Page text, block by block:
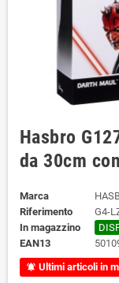
Hasbro
da 30cm
Marca
Riferimento
G4-
In magazzino
EAN13
notifications_active Ultimi articoli in